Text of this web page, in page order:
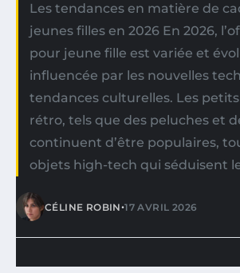
Les tendances en matière de
jeunes filles en 2026 En 2026,
pour jeune fille est variée et
influencée par les nouvelles
tendances culturelles. Les
rétro, tels que des peluches et
continuent d’être populaires,
objets high-tech qui séduisent
CÉLINE ROBIN•17 AVRIL 2026